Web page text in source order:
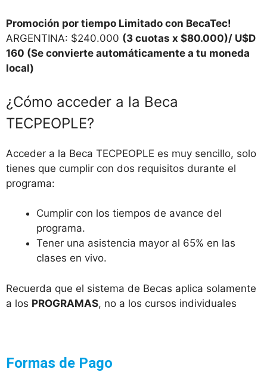
Promoción por tiempo Limitado con BecaTec!
ARGENTINA: $240.000 (3 cuotas x $80.000)/ U$D
160 (Se convierte automáticamente a tu moneda
local)
¿Cómo acceder a la Beca
TECPEOPLE?
Acceder a la Beca TECPEOPLE es muy sencillo, solo
tienes que cumplir con dos requisitos durante el
programa:
Cumplir con los tiempos de avance del
programa.
Tener una asistencia mayor al 65% en las
clases en vivo.
Recuerda que el sistema de Becas aplica solamente
a los PROGRAMAS, no a los cursos individuales
Formas de Pago